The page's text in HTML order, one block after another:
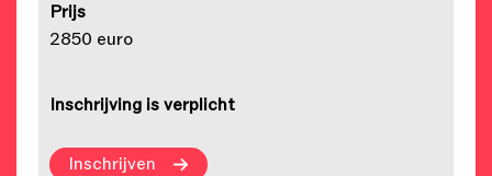
Prijs
2850 euro
Inschrijving is verplicht
Inschrijven